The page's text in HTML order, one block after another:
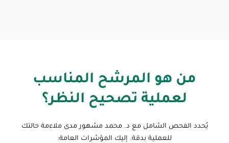
من هو المرشح المناسب
لعملية تصحيح النظر؟
يُحدد الفحص الشامل مع د. محمد مشهور مدى ملاءمة حالتك
للعملية بدقة. إليك المؤشرات العامة: